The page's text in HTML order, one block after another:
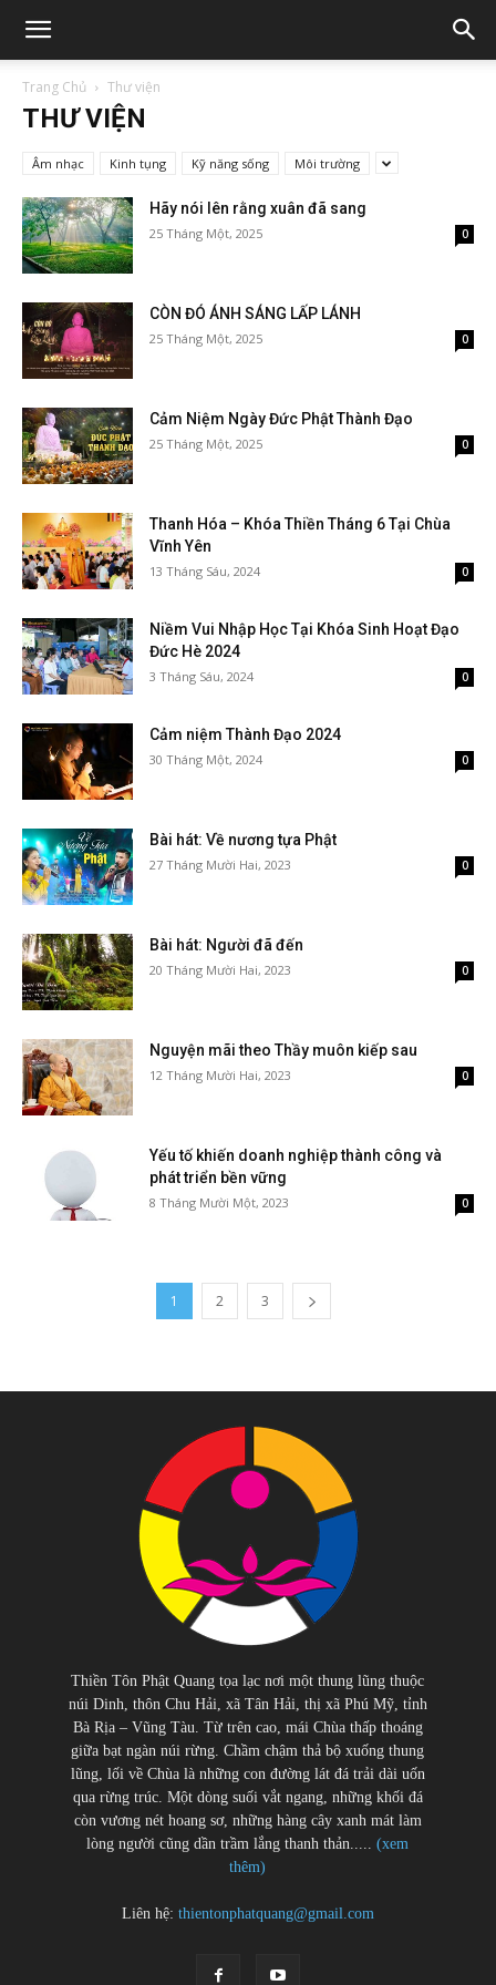
Trang Chủ Thư viện
THƯ VIỆN
Âm nhạc Kinh tụng Kỹ năng sống Môi trường
Hãy nói lên rằng xuân đã sang
25 Tháng Một, 2025 0
CÒN ĐÓ ÁNH SÁNG LẤP LÁNH
25 Tháng Một, 2025 0
Cảm Niệm Ngày Đức Phật Thành Đạo
25 Tháng Một, 2025 0
Thanh Hóa – Khóa Thiền Tháng 6 Tại Chùa
Vĩnh Yên
13 Tháng Sáu, 2024 0
Niềm Vui Nhập Học Tại Khóa Sinh Hoạt Đạo
Đức Hè 2024
3 Tháng Sáu, 2024 0
Cảm niệm Thành Đạo 2024
30 Tháng Một, 2024 0
Bài hát: Về nương tựa Phật
27 Tháng Mười Hai, 2023 0
Bài hát: Người đã đến
20 Tháng Mười Hai, 2023 0
Nguyện mãi theo Thầy muôn kiếp sau
12 Tháng Mười Hai, 2023 0
Yếu tố khiến doanh nghiệp thành công và
phát triển bền vững
8 Tháng Mười Một, 2023 0
1 2 3
Thiền Tôn Phật Quang tọa lạc nơi một thung lũng thuộc
núi Dinh, thôn Chu Hải, xã Tân Hải, thị xã Phú Mỹ, tỉnh
Bà Rịa – Vũng Tàu. Từ trên cao, mái Chùa thấp thoáng
giữa bạt ngàn núi rừng. Chầm chậm thả bộ xuống thung
lũng, lối về Chùa là những con đường lát đá trải dài uốn
qua rừng trúc. Một dòng suối vắt ngang, những khối đá
còn vương nét hoang sơ, những hàng cây xanh mát làm
lòng người cũng dần trầm lắng thanh thản.....(xem
thêm)
Liên hệ: thientonphatquang@gmail.com